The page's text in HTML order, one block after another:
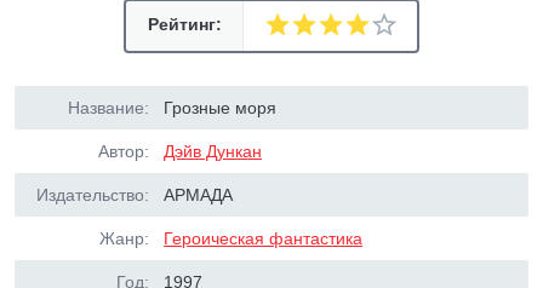
Рейтинг:
Название: Грозные моря
Автор: Дэйв Дункан
Издательство: АРМАДА
Жанр: Героическая фантастика
Год: 1997